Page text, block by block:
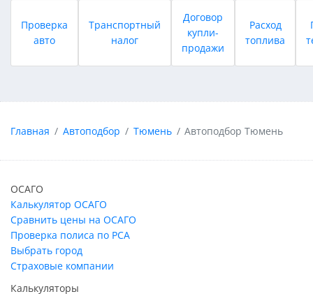
Проверка
авто
Транспортный
налог
Договор
купли-
продажи
Расход
топлива
Главная Автоподбор Тюмень Автоподбор Тюмень
ОСАГО
Калькулятор ОСАГО
Сравнить цены на ОСАГО
Проверка полиса по РСА
Выбрать город
Страховые компании
Калькуляторы